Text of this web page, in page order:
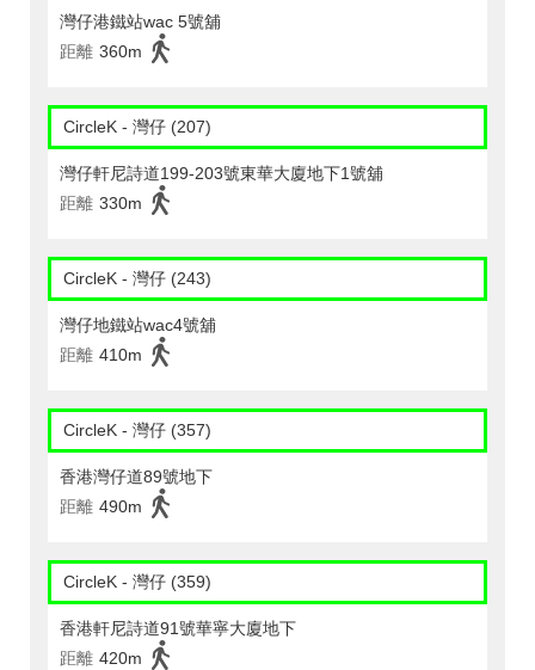
灣仔港鐵站wac 5號舖
距離 360m
CircleK - 灣仔 (207)
灣仔軒尼詩道199-203號東華大廈地下1號舖
距離 330m
CircleK - 灣仔 (243)
灣仔地鐵站wac4號舖
距離 410m
CircleK - 灣仔 (357)
香港灣仔道89號地下
距離 490m
CircleK - 灣仔 (359)
香港軒尼詩道91號華寧大廈地下
距離 420m